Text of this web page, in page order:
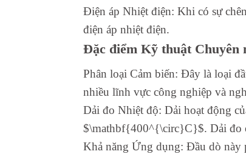
Điện áp Nhiệt điện: Khi có sự
điện áp nhiệt điện.
Đặc điểm Kỹ thuật Chuyên
Phân loại Cảm biến: Đây là loại
nhiều lĩnh vực công nghiệp và
Dải đo Nhiệt độ: Dải hoạt động
$\mathbf{400^{\circ}C}$. Dải đo
Khả năng Ứng dụng: Đầu dò này